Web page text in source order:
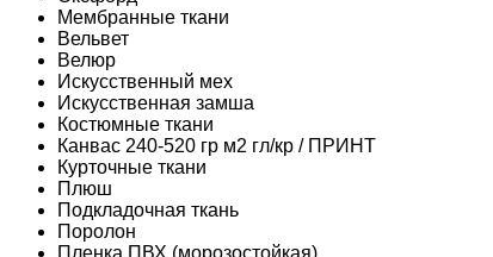
Мембранные ткани
Вельвет
Велюр
Искусственный мех
Искусственная замша
Костюмные ткани
Канвас 240-520 гр м2 гл/кр / ПРИНТ
Курточные ткани
Плюш
Подкладочная ткань
Поролон
Пленка ПВХ (морозостойкая)